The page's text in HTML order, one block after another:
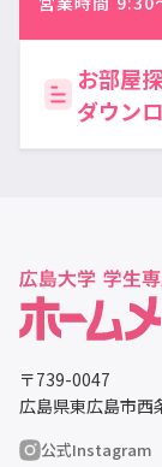
お部屋
ダウン
〒739-0047
広島県東広島市西
公式Instagram